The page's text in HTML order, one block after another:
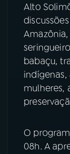
Instagram
TikTok
Alto
babaçu,
mulheres,
O
08h. A